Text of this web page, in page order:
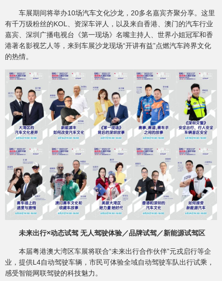
车展期间将举办10场汽车文化沙龙，20多名嘉宾齐聚分享。这里
有千万级粉丝的KOL、资深车评人，以及来自香港、澳门的汽车行业
嘉宾、深圳广播电视台《第一现场》名嘴主持人、世界小姐冠军和香
港著名影视艺人等，来到车展沙龙现场“开讲有益”点燃汽车跨界文化
的热情。
未来出行×动态试驾 无人驾驶体验／品牌试驾／新能源试驾区
本届粤港澳大湾区车展将联合“未来出行合作伙伴”元戎启行等企
业，提供L4自动驾驶车辆，市民可体验全域自动驾驶车队出行试乘，
感受智能网联驾驶的科技魅力。